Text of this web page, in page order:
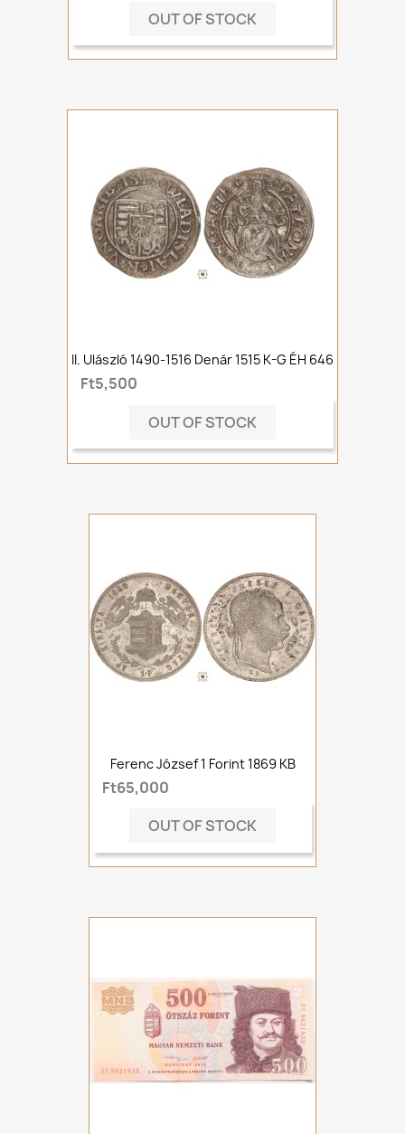
OUT OF STOCK
II. Ulászló 1490-1516 Denár 1515 K-G ÉH 646
Ft5,500
OUT OF STOCK
Ferenc József 1 Forint 1869 KB
Ft65,000
OUT OF STOCK